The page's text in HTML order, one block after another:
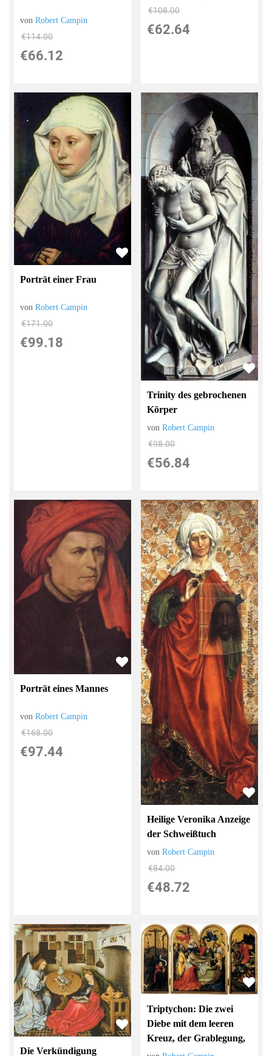
vonRobert Campin
€114.00
€66.12
€108.00
€62.64
Porträt einer Frau
vonRobert Campin
€171.00
€99.18
Trinity des gebrochenen
Körper
vonRobert Campin
€98.00
€56.84
Porträt eines Mannes
vonRobert Campin
€168.00
€97.44
Heilige Veronika Anzeige
der Schweißtuch
vonRobert Campin
€84.00
€48.72
Die Verkündigung
Triptychon: Die zwei
Diebe mit dem leeren
Kreuz, der Grablegung,